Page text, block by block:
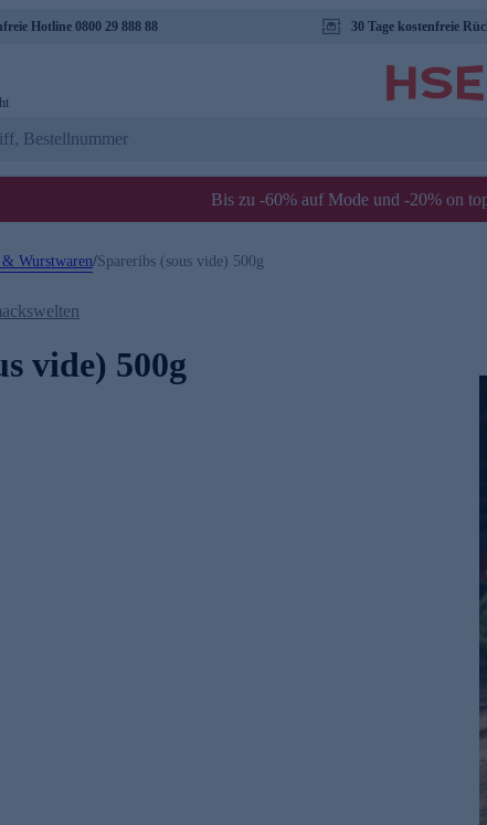
Hotline 0800 29 888 88 30 Tage kostenfreie
Bis zu -60% auf Mode und -20% on
Wurstwaren/Spareribs (sous vide) 500g
vide) 500g